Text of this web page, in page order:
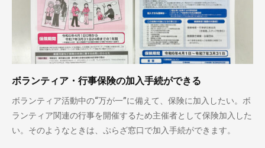
ボランティア・行事保険の加入手続ができる
ボランティア活動中の“万が一”に備えて、保険に加入したい。ボ
ランティア関連の行事を開催するため主催者として保険加入した
い。そのようなときは、ぷらざ窓口で加入手続ができます。